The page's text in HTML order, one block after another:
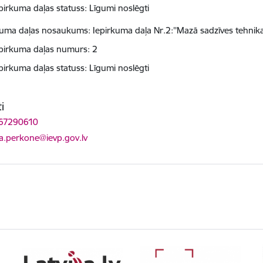
daļas statuss: Līgumi noslēgti
daļas nosaukums: Iepirkuma daļa Nr.2:''Mazā sadzīves
daļas numurs: 2
daļas statuss: Līgumi noslēgti